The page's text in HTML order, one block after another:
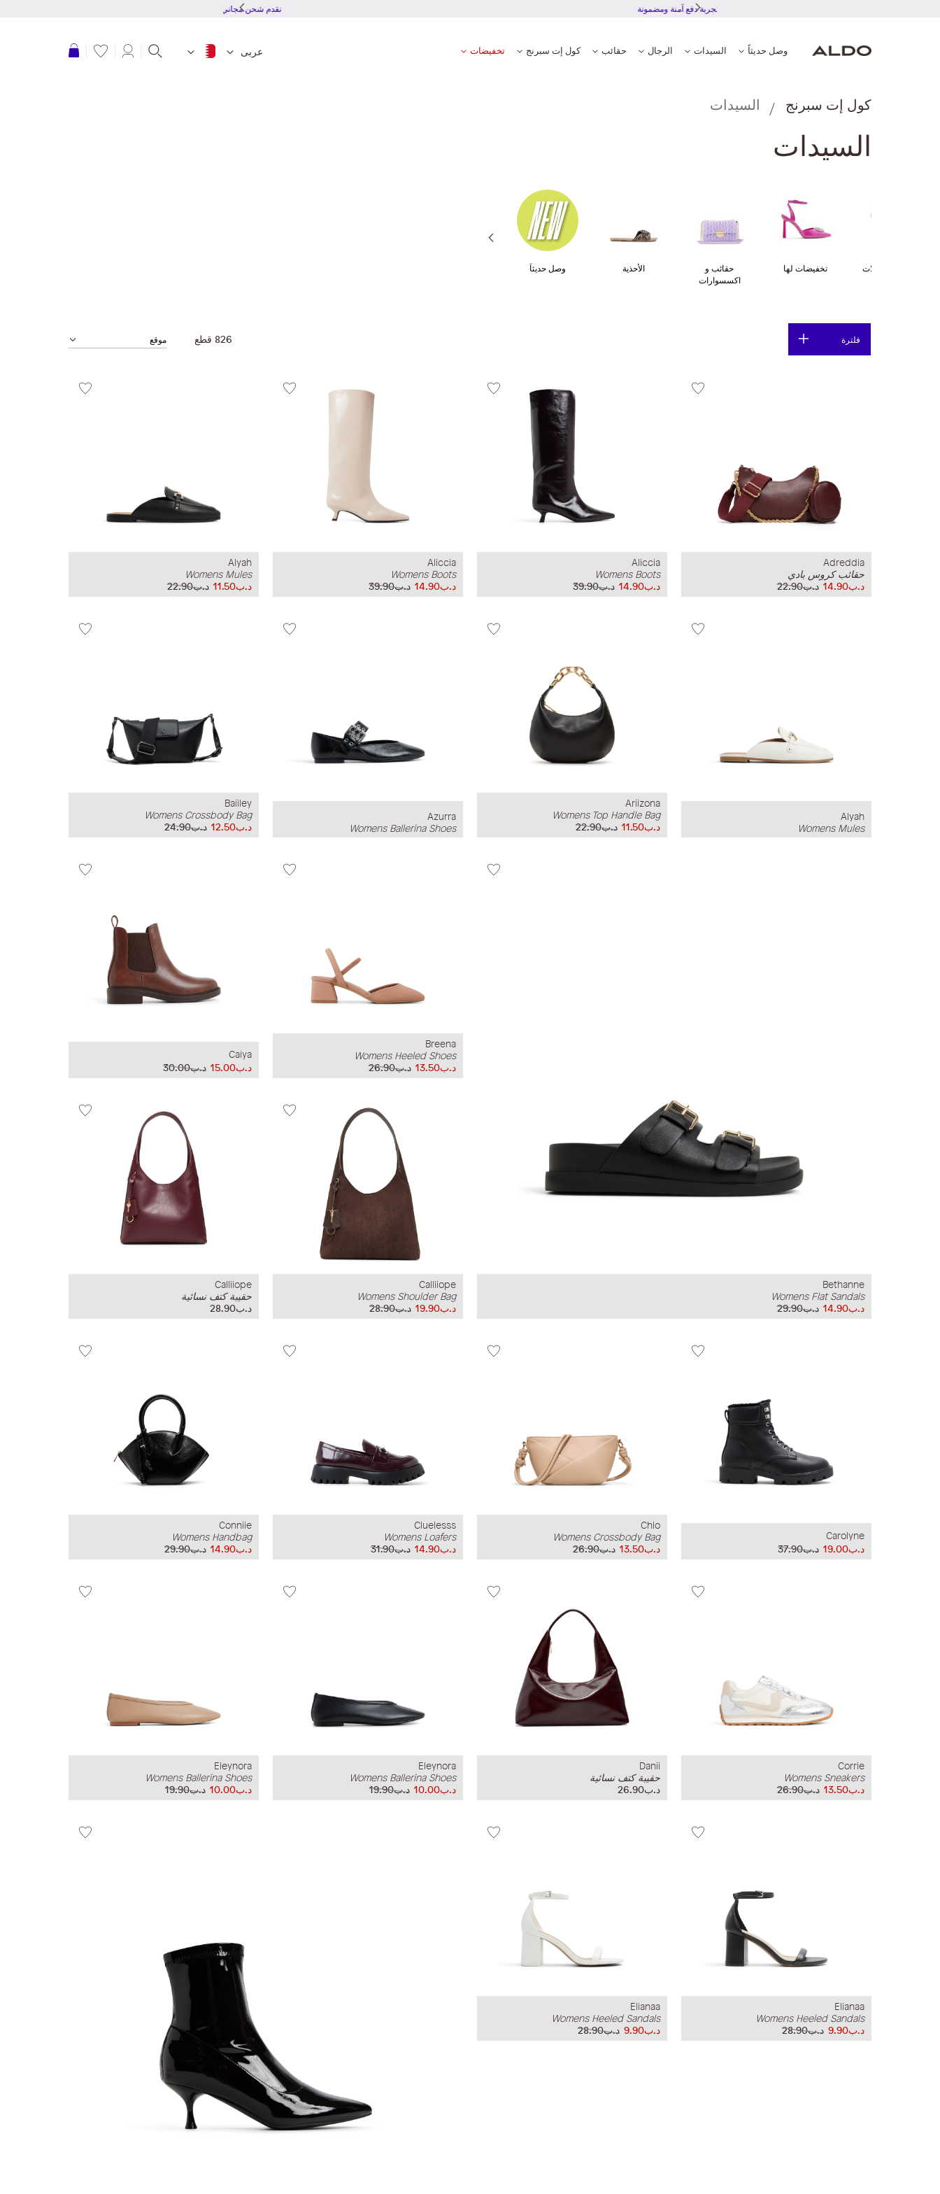
تجربة دفع آمنة ومضمونة
وصل حديثاً السيدات الرجال حقائب كول إت سبرنج تخفيضات عربى عربة التسوق
كول إت سبرنج السيدات
السيدات
وصل حديثاَ الأحذية
حقائب و
اكسسوارات
تخفيضات لها أستعدوا للعطلات
فلترة 826 قطع
Adreddia
حقائب كروس بادي
د.ب22.90
د.ب14.90
Aliccia
Womens Boots
د.ب39.90
د.ب14.90
Aliccia
Womens Boots
د.ب39.90
د.ب14.90
Alyah
Womens Mules
د.ب22.90
د.ب11.50
Alyah
Womens Mules
Ariizona
Womens Top Handle Bag
د.ب22.90
د.ب11.50
Azurra
Womens Ballerina Shoes
Baiiley
Womens Crossbody Bag
د.ب24.90
د.ب12.50
Bethanne
Womens Flat Sandals
د.ب29.90
د.ب14.90
Breena
Womens Heeled Shoes
د.ب26.90
د.ب13.50
Caiya
د.ب30.00
د.ب15.00
Calliiope
Womens Shoulder Bag
د.ب28.90
د.ب19.90
Calliiope
حقيبة كتف نسائية
د.ب28.90
Carolyne
د.ب37.90
د.ب19.00
Chlo
Womens Crossbody Bag
د.ب26.90
د.ب13.50
Cluelesss
Womens Loafers
د.ب31.90
د.ب14.90
Conniie
Womens Handbag
د.ب29.90
د.ب14.90
Corrie
Womens Sneakers
د.ب26.90
د.ب13.50
Danii
حقيبة كتف نسائية
د.ب26.90
Eleynora
Womens Ballerina Shoes
د.ب19.90
د.ب10.00
Eleynora
Womens Ballerina Shoes
د.ب19.90
د.ب10.00
Elianaa
Womens Heeled Sandals
د.ب28.90
د.ب9.90
Elianaa
Womens Heeled Sandals
د.ب28.90
د.ب9.90